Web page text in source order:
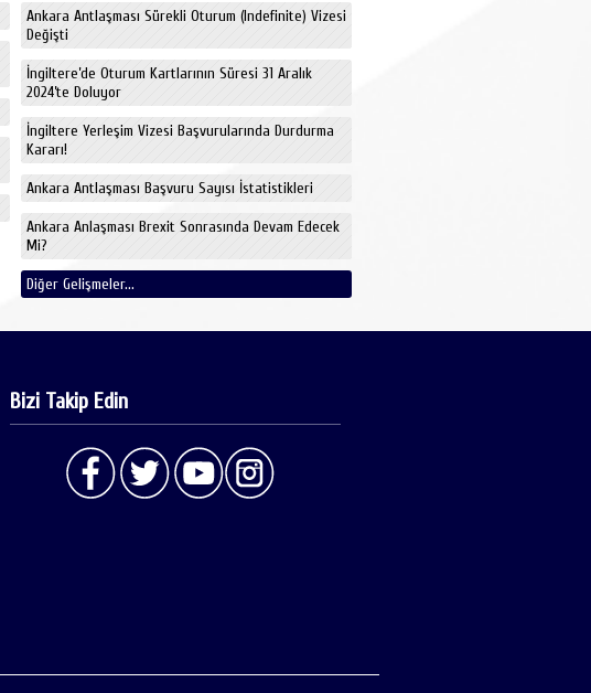
Ankara Antlaşması Sürekli Oturum (Indefinite) Vizesi
Değişti
İngiltere’de Oturum Kartlarının Süresi 31 Aralık
2024’te Doluyor
İngiltere Yerleşim Vizesi Başvurularında Durdurma
Kararı!
Ankara Antlaşması Başvuru Sayısı İstatistikleri
Ankara Anlaşması Brexit Sonrasında Devam Edecek
Mi?
Diğer Gelişmeler...
Bizi Takip Edin